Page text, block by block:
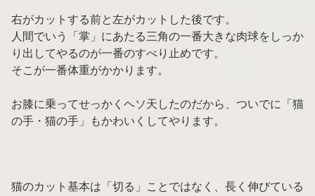
右がカットする前と左がカットした後です。
人間でいう「掌」にあたる三角の一番大きな肉球をしっか
り出してやるのが一番のすべり止めです。
そこが一番体重がかかります。
お膝に乗ってせっかくヘソ天したのだから、ついでに「猫
の手・猫の手」もかわいくしてやります。
猫のカット基本は「切る」ことではなく、長く伸びている